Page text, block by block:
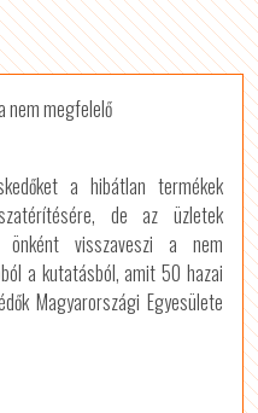
a hibátlan termékek
de az üzletek
önként visszaveszi a nem
a kutatásból, amit 50 hazai
Magyarországi Egyesülete